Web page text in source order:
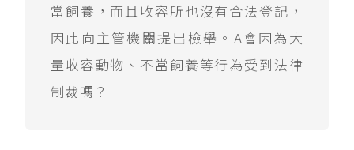
當飼養，而且收容所也沒有合法登記，
因此向主管機關提出檢舉。A會因為大
量收容動物、不當飼養等行為受到法律
制裁嗎？